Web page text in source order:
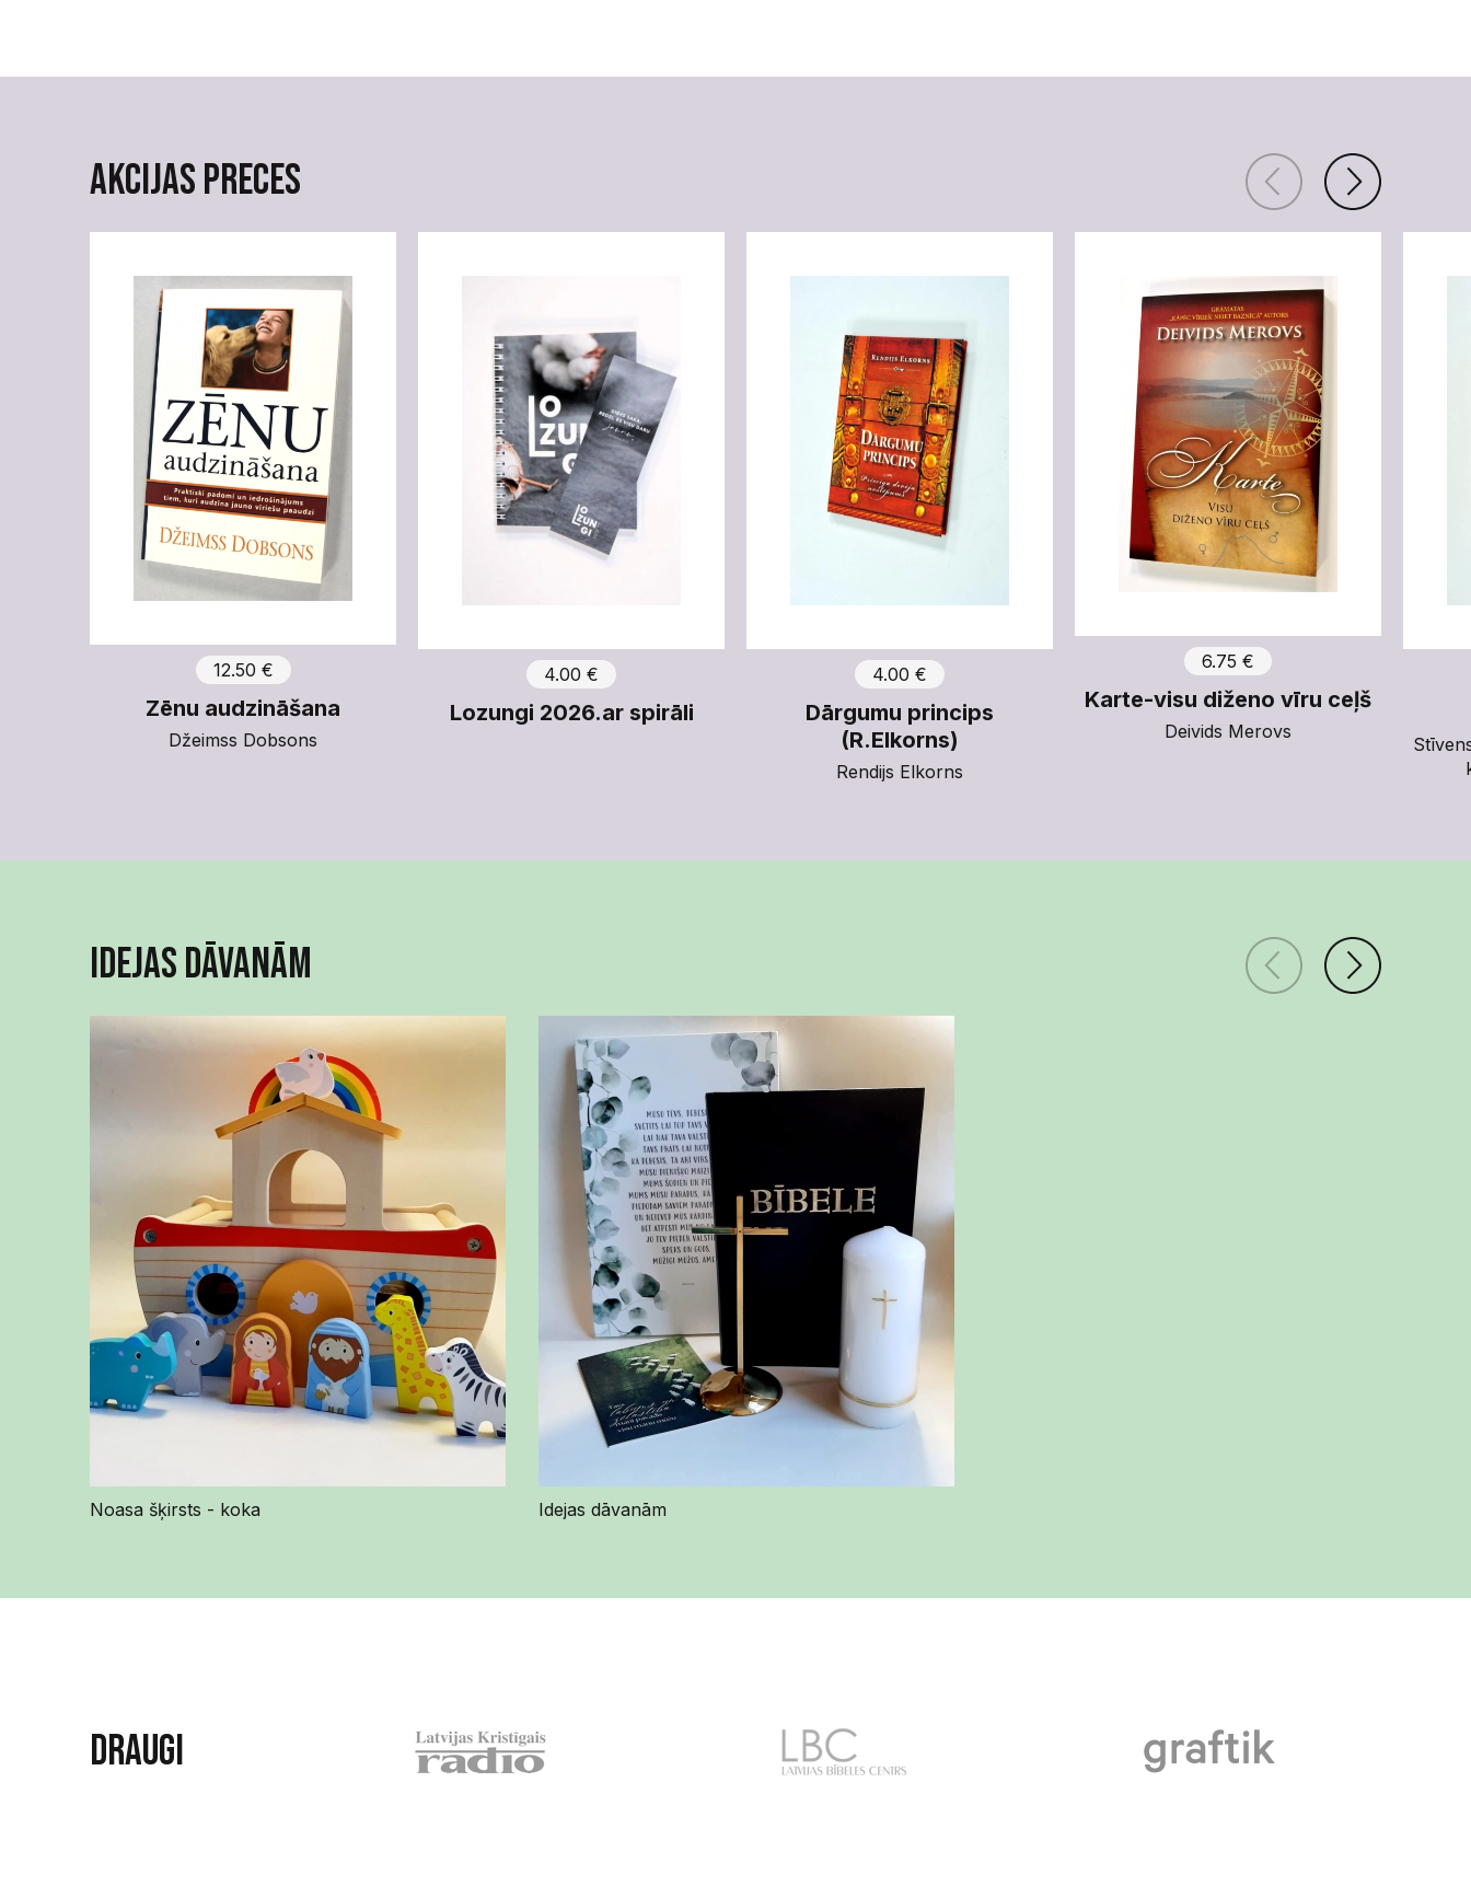
Akcijas preces
12.50 €
Zēnu audzināšana
Džeimss Dobsons
4.00 €
Lozungi 2026.ar spirāli
4.00 €
Dārgumu princips
(R.Elkorns)
Rendijs Elkorns
6.75 €
Karte-visu diženo vīru ceļš
Deivids Merovs
Idejas dāvanām
Noasa šķirsts - koka Idejas dāvanām
Draugi